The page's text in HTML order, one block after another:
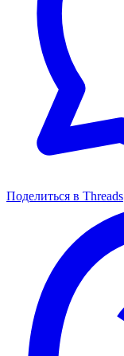
Поделиться в Threads